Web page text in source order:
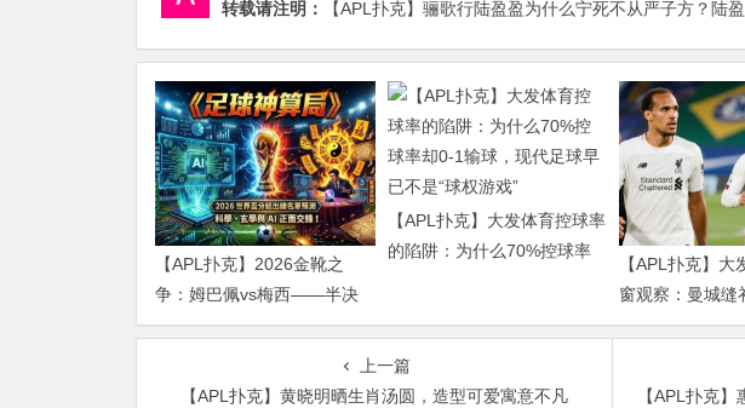
转载请注明：
【APL扑克】骊歌行陆盈盈为什么宁死不从严子方？陆
【APL扑克】2026金靴之
争：姆巴佩vs梅西——半决
赛前的“双雄会”，这可能是世
【APL扑克】大发体育控球率
的陷阱：为什么70%控球率
【APL扑克】大
窗观察：曼城缝
拼图、红军重建
上一篇
【APL扑克】黄晓明晒生肖汤圆，造型可爱寓意不凡
【APL扑克】惠